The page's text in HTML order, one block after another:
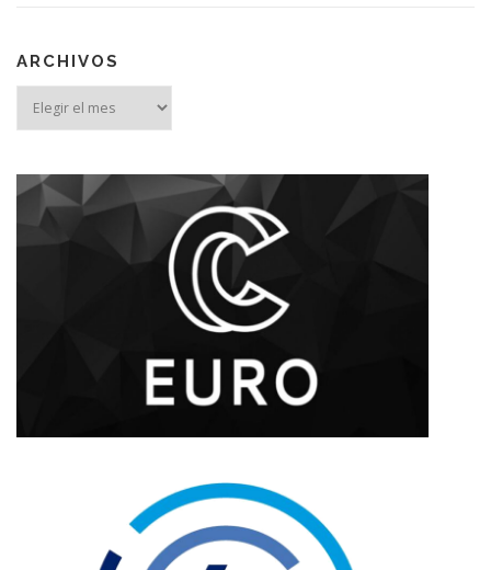
ARCHIVOS